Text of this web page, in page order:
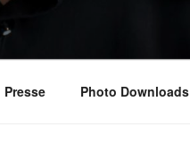
Presse Photo Downloads